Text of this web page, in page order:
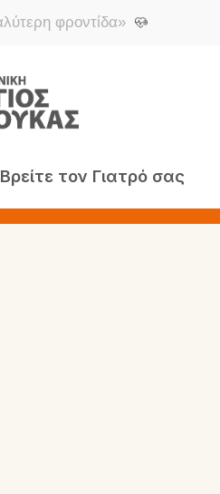
φροντίδα»
Βρείτε τον Γιατρό σας